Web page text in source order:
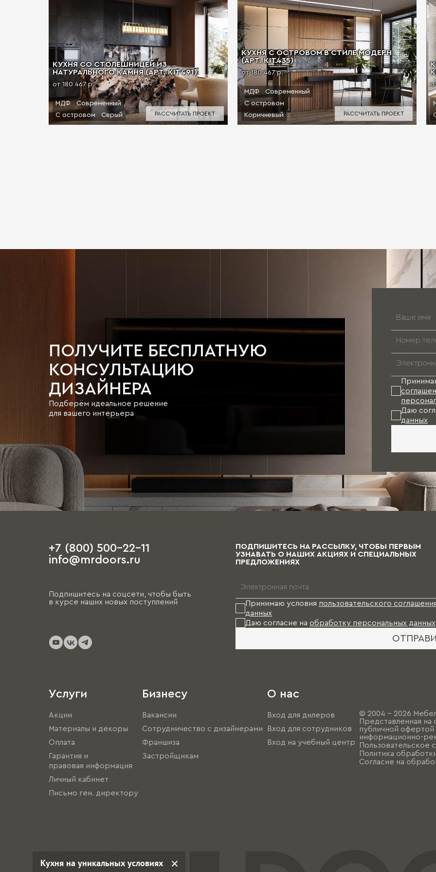
КУХНЯ СО СТОЛЕШНИЦЕЙ ИЗ
НАТУРАЛЬНОГО КАМНЯ (АРТ. KIT491)
от 180 467 р.
МДФ
Современный
С островом
Серый РАССЧИТАТЬ ПРОЕКТ
КУХНЯ С ОСТРОВОМ В СТИЛЕ МОДЕРН
(АРТ. KIT435)
от 180 467 р.
МДФ
Современный
С островом
Коричневый
РАССЧИТАТЬ ПРОЕКТ
ПОЛУЧИТЕ БЕСПЛАТНУЮ
КОНСУЛЬТАЦИЮ
ДИЗАЙНЕРА
Подберём идеальное решение
для вашего интерьера
Даю
данных
+7 (800) 500-22-11
info@mrdoors.ru
Подпишитесь на соцсети, чтобы быть
в курсе наших новых поступлений
ПОДПИШИТЕСЬ НА РАССЫЛКУ, ЧТОБЫ ПЕРВЫМ
УЗНАВАТЬ О НАШИХ АКЦИЯХ И СПЕЦИАЛЬНЫХ
ПРЕДЛОЖЕНИЯХ
Принимаю условия пользовательского
данных
Даю согласие на обработку персональных данных
Услуги
Акции
Материалы и декоры
Оплата
Гарантия и
правовая информация
Личный кабинет
Письмо ген. директору
Бизнесу
Вакансии
Сотрудничество с дизайнерами
Франшиза
Застройщикам
О нас
Вход для дилеров
Вход для сотрудников
Вход на учебный центр
© 2004 - 2026
Представленная на
публичной офертой
информационно-
Пользовательское
Политика
Согласие на
Кухня на уникальных условиях